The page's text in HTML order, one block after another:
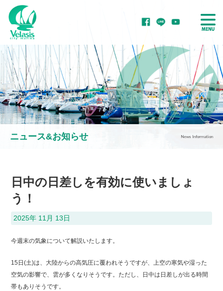
ボート・ヨットを
置きたい
ボート・ヨットを
借りたい
マリーナをご紹介！
マリーナへの
アクセス
ニュース&お知らせ News Information
日中の日差しを有効に使いましょ
う！
2025年 11月 13日
今週末の気象について解説いたします。
15日(土)は、大陸からの高気圧に覆われそうですが、上空の寒気や湿った
空気の影響で、雲が多くなりそうです。ただし、日中は日差しが出る時間
帯もありそうです。